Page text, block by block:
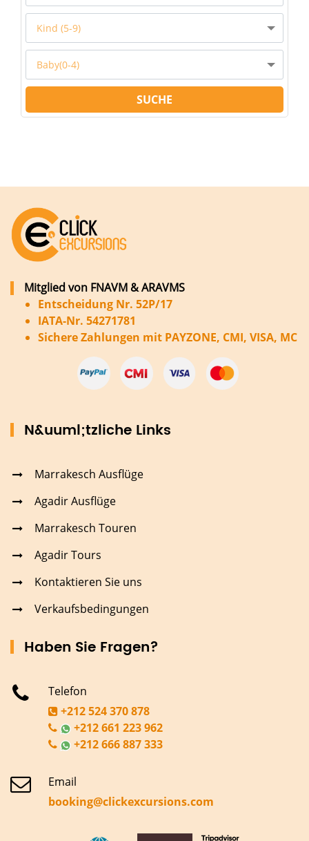
Kind (5-9)
Baby(0-4)
SUCHE
Mitglied von FNAVM & ARAVMS
Entscheidung Nr. 52P/17
IATA-Nr. 54271781
Sichere Zahlungen mit PAYZONE, CMI, VISA, MC
N&uuml;tzliche Links
Marrakesch Ausflüge
Agadir Ausflüge
Marrakesch Touren
Agadir Tours
Kontaktieren Sie uns
Verkaufsbedingungen
Haben Sie Fragen?
Telefon
+212 524 370 878
+212 661 223 962
+212 666 887 333
Email
booking@clickexcursions.com